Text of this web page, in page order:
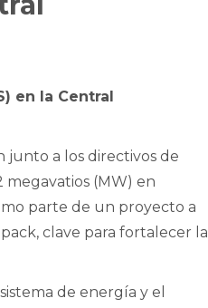
en la Central
junto a los directivos de
megavatios (MW) en
parte de un proyecto a
clave para fortalecer la
de energía y el